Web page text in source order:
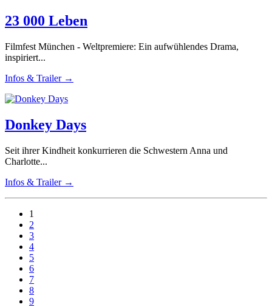
23 000 Leben
Filmfest München - Weltpremiere: Ein aufwühlendes Drama,
inspiriert...
Infos & Trailer →
Donkey Days
Seit ihrer Kindheit konkurrieren die Schwestern Anna und
Charlotte...
Infos & Trailer →
1
2
3
4
5
6
7
8
9